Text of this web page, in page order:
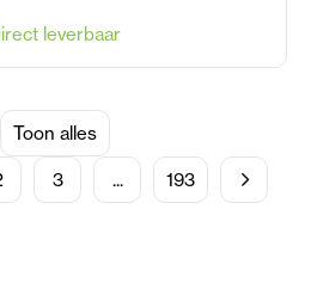
leverbaar
Toon alles
3 ... 193